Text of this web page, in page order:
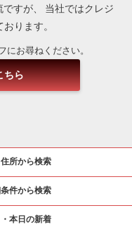
すが、
当社ではクレジ
ります。
お尋ねください。
ちら
住所から検索
件から検索
本日の新着